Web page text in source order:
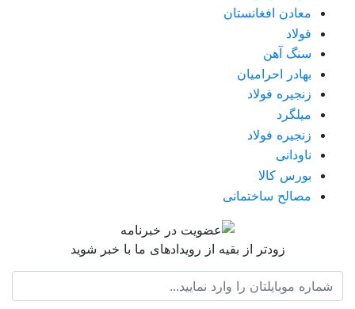
معادن افغانستان
فولاد
سنگ آهن
بهادر احرامیان
زنجیره فولاد
میلگرد
زنجیره فولاد
ناودانی
بورس کالا
مصالح ساختمانی
زودتر از بقیه از رویدادهای ما با خبر شوید